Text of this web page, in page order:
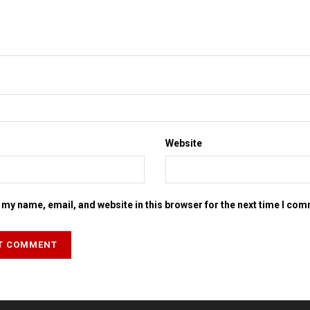
Website
my name, email, and website in this browser for the next time I